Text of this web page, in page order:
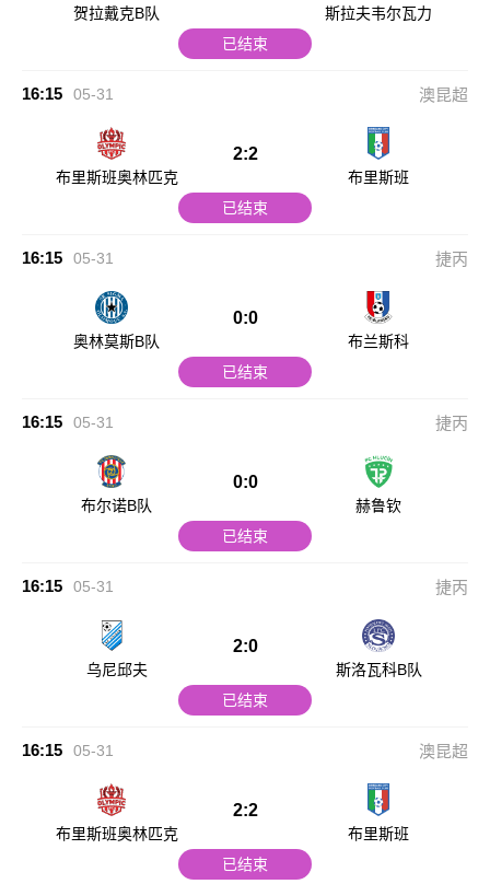
贺拉戴克B队
斯拉夫韦尔瓦力
已结束
16:15 05-31 澳昆超
布里斯班奥林匹克
2:2
布里斯班
已结束
16:15 05-31 捷丙
奥林莫斯B队
0:0
布兰斯科
已结束
16:15 05-31 捷丙
布尔诺B队
0:0
赫鲁钦
已结束
16:15 05-31 捷丙
乌尼邱夫
2:0
斯洛瓦科B队
已结束
16:15 05-31 澳昆超
布里斯班奥林匹克
2:2
布里斯班
已结束